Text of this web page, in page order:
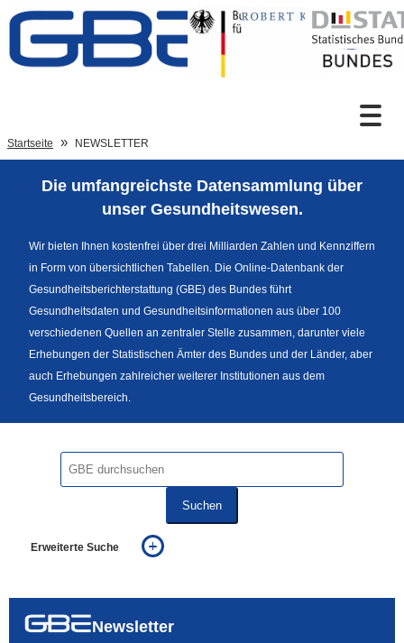
Zum Inhalt
Sprachumschaltung
Fußzeile
Startseite NEWSLETTER
Die umfangreichste Datensammlung über
unser Gesundheitswesen.
Wir bieten Ihnen kostenfrei über drei Milliarden Zahlen und Kennziffern
in Form von übersichtlichen Tabellen. Die Online-Datenbank der
Gesundheitsberichterstattung (GBE) des Bundes führt
Gesundheitsdaten und Gesundheitsinformationen aus über 100
verschiedenen Quellen an zentraler Stelle zusammen, darunter viele
Erhebungen der Statistischen Ämter des Bundes und der Länder, aber
auch Erhebungen zahlreicher weiterer Institutionen aus dem
Gesundheitsbereich.
Suchen
Erweiterte Suche
auch in allen Texten suchen (Volltextsuche)
Newsletter